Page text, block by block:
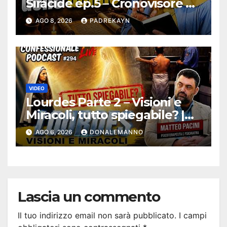
Siracide ep.5 – Cronovisore e
Bibbia
AGO 8, 2026 PADREKAYN
VIDEO
Lourdes Parte 2 – Visioni e
Miracoli, tutto spiegabile? |
Debunking |
#ConfessionalePodcast 294
AGO 6, 2026 DONALEMANNO
Lascia un commento
Il tuo indirizzo email non sarà pubblicato. I campi